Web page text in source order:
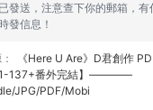
已發送，注意查下你的郵箱，有
發信息！
《Here U Are》D君創作
137+番外完結】————
JPG/PDF/Mobi